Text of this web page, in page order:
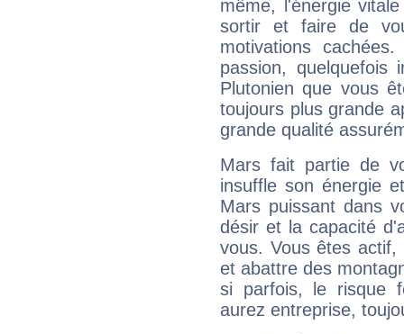
même, l'énergie
sortir et faire de
motivations
passion, quelquefois
Plutonien que vous
toujours plus grande
grande qualité
Mars fait partie de
insuffle son énergie
Mars puissant dans
désir et la capacité
vous. Vous êtes
et abattre des
si parfois, le risque
aurez entreprise,